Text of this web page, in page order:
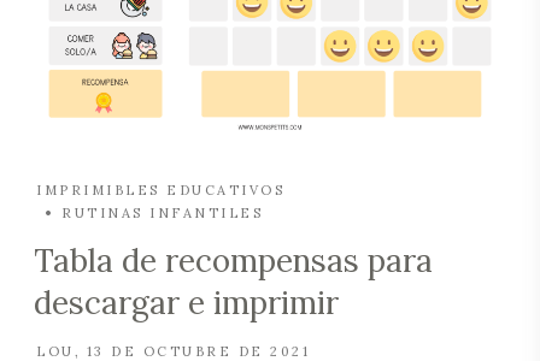
IMPRIMIBLES EDUCATIVOS
RUTINAS INFANTILES
Tabla de recompensas para
descargar e imprimir
LOU 13 DE OCTUBRE DE 2021